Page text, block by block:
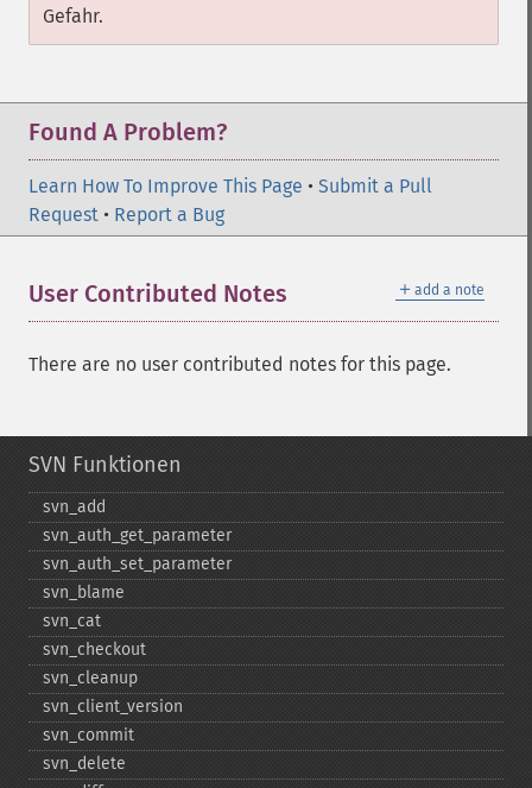
Gefahr.
Found A Problem?
Learn How To Improve This Page • Submit a Pull
Request • Report a Bug
＋ add a note
User Contributed Notes
There are no user contributed notes for this page.
SVN Funktionen
svn_​add
svn_​auth_​get_​parameter
svn_​auth_​set_​parameter
svn_​blame
svn_​cat
svn_​checkout
svn_​cleanup
svn_​client_​version
svn_​commit
svn_​delete